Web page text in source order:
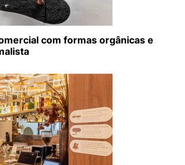
com formas orgânicas e